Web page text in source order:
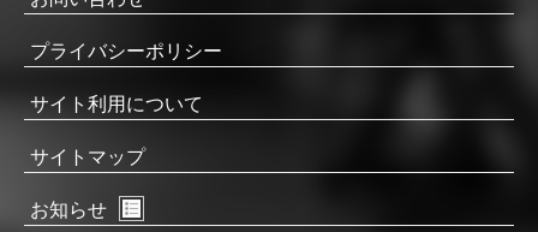
プライバシーポリシー
サイト利用について
サイトマップ
お知らせ